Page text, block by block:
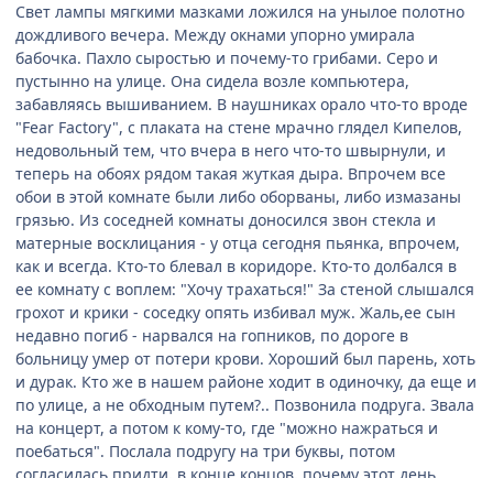
Свет лампы мягкими мазками ложился на унылое полотно
дождливого вечера. Между окнами упорно умирала
бабочка. Пахло сыростью и почему-то грибами. Серо и
пустынно на улице. Она сидела возле компьютера,
забавляясь вышиванием. В наушниках орало что-то вроде
"Fear Factory", с плаката на стене мрачно глядел Кипелов,
недовольный тем, что вчера в него что-то швырнули, и
теперь на обоях рядом такая жуткая дыра. Впрочем все
обои в этой комнате были либо оборваны, либо измазаны
грязью. Из соседней комнаты доносился звон стекла и
матерные восклицания - у отца сегодня пьянка, впрочем,
как и всегда. Кто-то блевал в коридоре. Кто-то долбался в
ее комнату с воплем: "Хочу трахаться!" За стеной слышался
грохот и крики - соседку опять избивал муж. Жаль,ее сын
недавно погиб - нарвался на гопников, по дороге в
больницу умер от потери крови. Хороший был парень, хоть
и дурак. Кто же в нашем районе ходит в одиночку, да еще и
по улице, а не обходным путем?.. Позвонила подруга. Звала
на концерт, а потом к кому-то, где "можно нажраться и
поебаться". Послала подругу на три буквы, потом